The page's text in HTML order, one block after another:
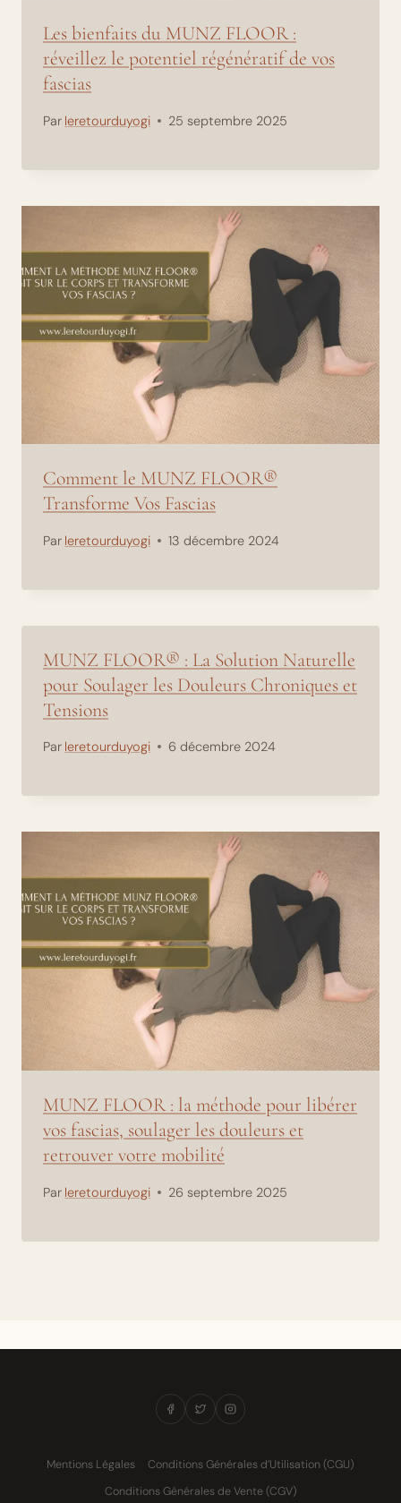
Les bienfaits du MUNZ FLOOR :
réveillez le potentiel régénératif de vos
fascias
Par leretourduyogi 25 septembre 2025
Comment le MUNZ FLOOR®
Transforme Vos Fascias
Par leretourduyogi 13 décembre 2024
MUNZ FLOOR® : La Solution Naturelle
pour Soulager les Douleurs Chroniques et
Tensions
Par leretourduyogi 6 décembre 2024
MUNZ FLOOR : la méthode pour libérer
vos fascias, soulager les douleurs et
retrouver votre mobilité
Par leretourduyogi 26 septembre 2025
Mentions Légales
Conditions Générales d’Utilisation (CGU)
Conditions Générales de Vente (CGV)